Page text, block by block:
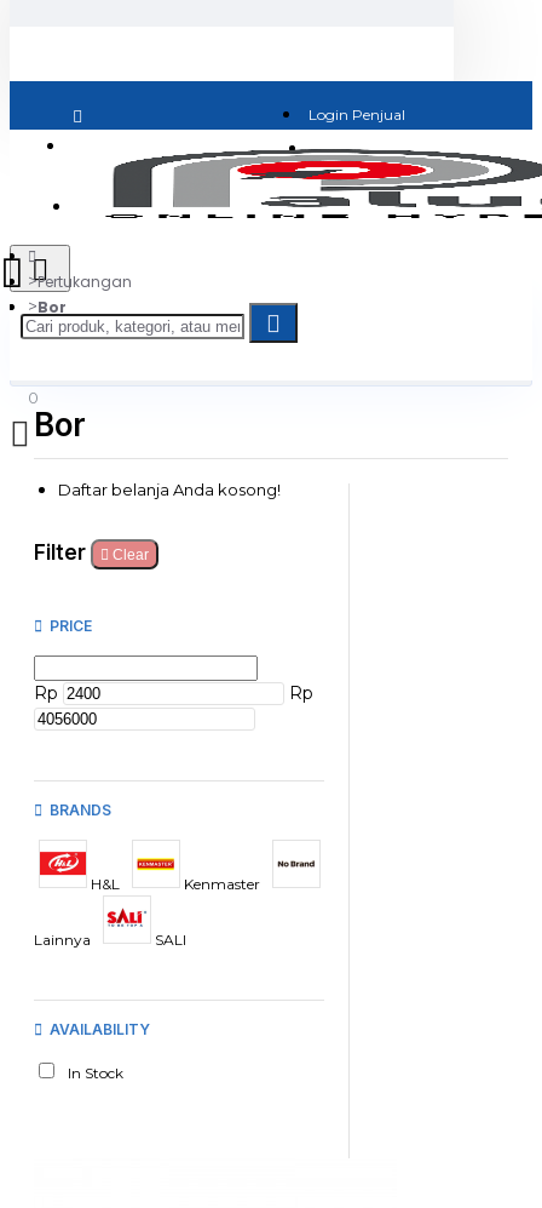
Login Penjual
Jadi Penjual
0
Daftar belanja Anda kosong!
Pertukangan
Bor
Bor
Filter Clear
PRICE
Rp Rp
BRANDS
H&L Kenmaster
Lainnya SALI
AVAILABILITY
In Stock